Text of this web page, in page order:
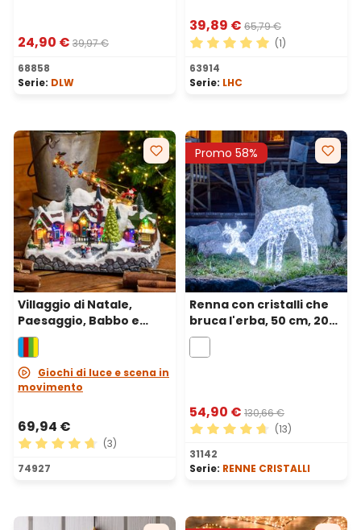
24,90 € 39,97 €
68858
Serie: DLW
39,89 € 65,79 €
Valutazione media di 5 su
(1)
63914
Serie: LHC
Villaggio di Natale,
Paesaggio, Babbo e
Pattinatori in
movimento, h 28 cm,
musiche natalizie
Giochi di luce e scena in
movimento
69,94 €
Valutazione media di 4.67 su 5 stelle
(3)
74927
Promo 58%
Renna con cristalli che
bruca l'erba, 50 cm, 200
led bianco freddo
54,90 € 130,66 €
Valutazione media di 4.77
(13)
31142
Serie: RENNE CRISTALLI